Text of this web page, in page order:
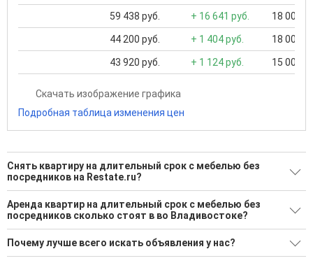
59 438 руб. + 16 641 руб. 18 000
44 200 руб. + 1 404 руб. 18 000
43 920 руб. + 1 124 руб. 15 000
Скачать изображение графика
Подробная таблица изменения цен
Снять квартиру на длительный срок с мебелью без
посредников на Restate.ru?
Ищите, как Снять квартиру на длительный срок с мебелью
без посредников?
57 актуальных и проверенных объявлений
Воспользуйтесь нашим поиском по новостройкам, для
Аренда квартир на длительный срок с мебелью без
посредников сколько стоят в во Владивостоке?
Минимальная цена: 20 000 Р. Максимальная цена: 300 000 Р;
Средняя: 48 836 Р
Почему лучше всего искать объявления у нас?